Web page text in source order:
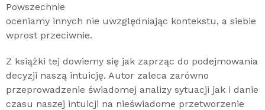
Powszechnie
oceniamy innych nie uwzględniając kontekstu, a siebie
wprost przeciwnie.
Z książki tej dowiemy się jak zaprząc do podejmowania
decyzji naszą intuicję. Autor zaleca zarówno
przeprowadzenie świadomej analizy sytuacji jak i danie
czasu naszej intuicji na nieświadome przetworzenie